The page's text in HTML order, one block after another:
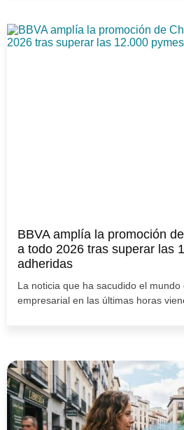
BBVA amplía la promoción
a todo 2026 tras superar las
adheridas
La noticia que ha sacudido el mundo
empresarial en las últimas horas